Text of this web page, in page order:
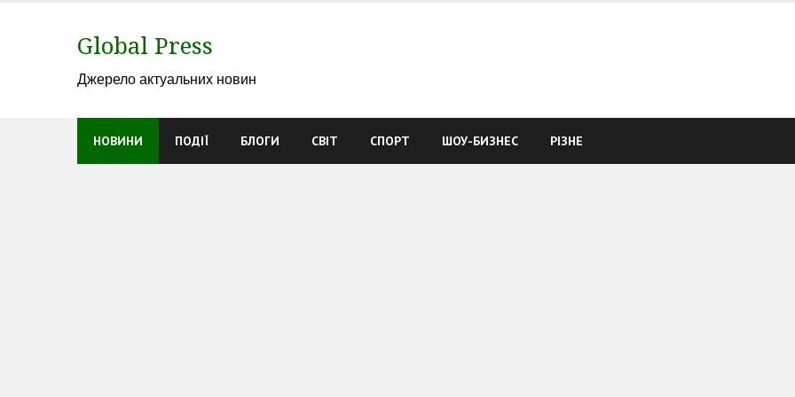
Global Press
Джерело актуальних новин
НОВИНИ ПОДІЇ БЛОГИ СВІТ СПОРТ ШОУ-БИЗНЕС РІЗНЕ